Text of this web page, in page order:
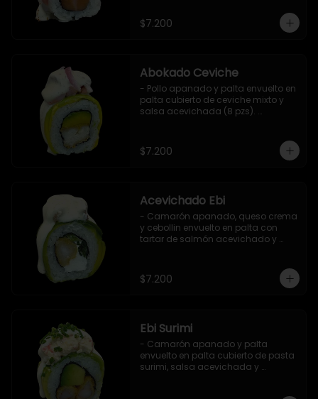
$7.200
Abokado Ceviche
- Pollo apanado y palta envuelto en
palta cubierto de ceviche mixto y
salsa acevichada (8 pzs).
$7.200
Acevichado Ebi
- Camarón apanado, queso crema
y cebollin envuelto en palta con
tartar de salmón acevichado y
$7.200
Ebi Surimi
- Camarón apanado y palta
envuelto en palta cubierto de pasta
surimi, salsa acevichada y